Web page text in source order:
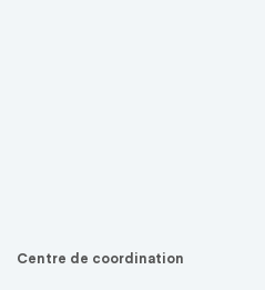
Centre de coordination